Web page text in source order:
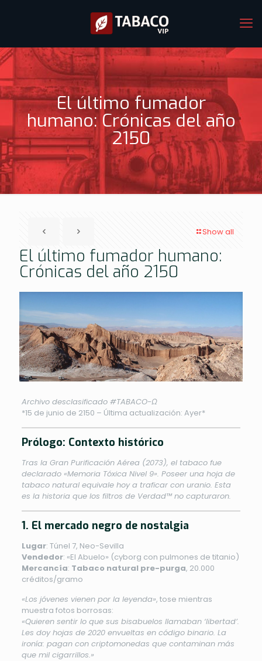
El último fumador
humano: Crónicas del año
2150
Show all
El último fumador humano:
Crónicas del año 2150
Archivo desclasificado #TABACO-Ω
*15 de junio de 2150 – Última actualización: Ayer*
Prólogo: Contexto histórico
Tras la Gran Purificación Aérea (2073), el tabaco fue
declarado «Memoria Tóxica Nivel 9». Poseer una hoja de
tabaco natural equivale hoy a traficar con uranio. Esta
es la historia que los filtros de Verdad™ no capturaron.
1. El mercado negro de nostalgia
Lugar: Túnel 7, Neo-Sevilla
Vendedor: «El Abuelo» (cyborg con pulmones de titanio)
Mercancía: Tabaco natural pre-purga, 20.000
créditos/gramo
«Los jóvenes vienen por la leyenda», tose mientras
muestra fotos borrosas:
«Quieren sentir lo que sus bisabuelos llamaban ‘libertad’.
Les doy hojas de 2020 envueltas en código binario. La
ironía: pagan con criptomonedas que contaminan más
que mil cigarrillos.»